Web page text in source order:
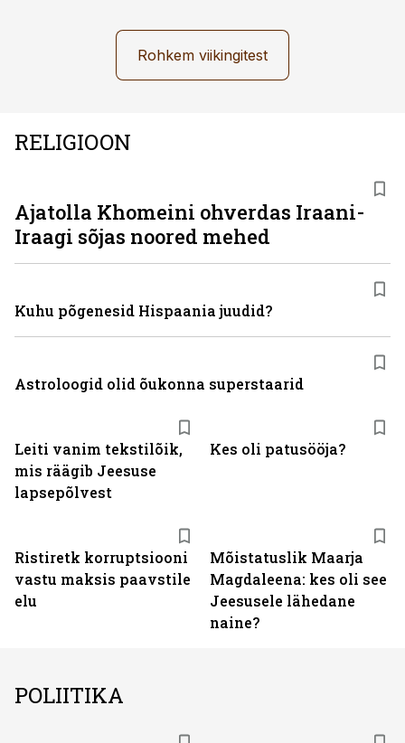
Rohkem viikingitest
RELIGIOON
Leiti vanim tekstilõik,
mis räägib Jeesuse
lapsepõlvest
Kes oli patusööja?
Ristiretk korruptsiooni
vastu maksis paavstile
elu
Mõistatuslik Maarja
Magdaleena: kes oli see
Jeesusele lähedane
naine?
Ajatolla Khomeini ohverdas Iraani-
Iraagi sõjas noored mehed
Kuhu põgenesid Hispaania juudid?
Astroloogid olid õukonna superstaarid
POLIITIKA